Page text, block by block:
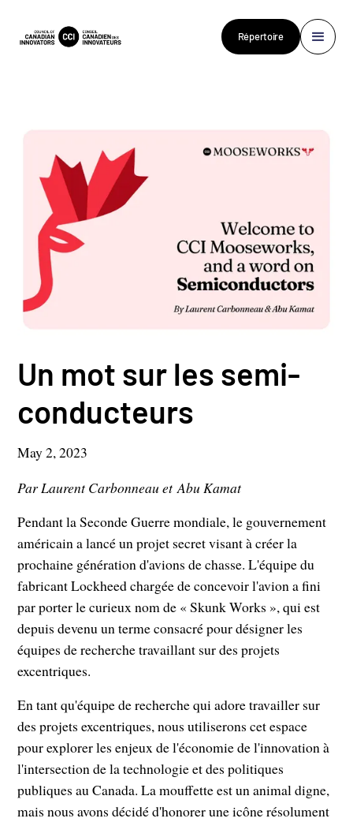
Répertoire
Un mot sur les semi-
conducteurs
May 2, 2023
Par Laurent Carbonneau et Abu Kamat
Pendant la Seconde Guerre mondiale, le gouvernement
américain a lancé un projet secret visant à créer la
prochaine génération d'avions de chasse. L'équipe du
fabricant Lockheed chargée de concevoir l'avion a fini
par porter le curieux nom de « Skunk Works », qui est
depuis devenu un terme consacré pour désigner les
équipes de recherche travaillant sur des projets
excentriques.
En tant qu'équipe de recherche qui adore travailler sur
des projets excentriques, nous utiliserons cet espace
pour explorer les enjeux de l'économie de l'innovation à
l'intersection de la technologie et des politiques
publiques au Canada. La mouffette est un animal digne,
mais nous avons décidé d'honorer une icône résolument